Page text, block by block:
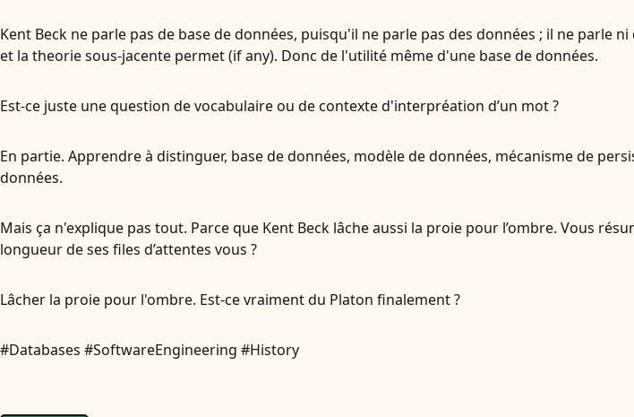
Kent Beck ne parle pas de base de données, puisqu'il ne parle pas des données ; il ne
et la theorie sous-jacente permet (if any). Donc de l'utilité même d'une base de données.
Est-ce juste une question de vocabulaire ou de contexte d'interpréation d’un mot ?
En partie. Apprendre à distinguer, base de données, modèle de données, mécanisme de
données.
Mais ça n'explique pas tout. Parce que Kent Beck lâche aussi la proie pour l’ombre. Vous
longueur de ses files d’attentes vous ?
Lâcher la proie pour l'ombre. Est-ce vraiment du Platon finalement ?
#Databases #SoftwareEngineering #History